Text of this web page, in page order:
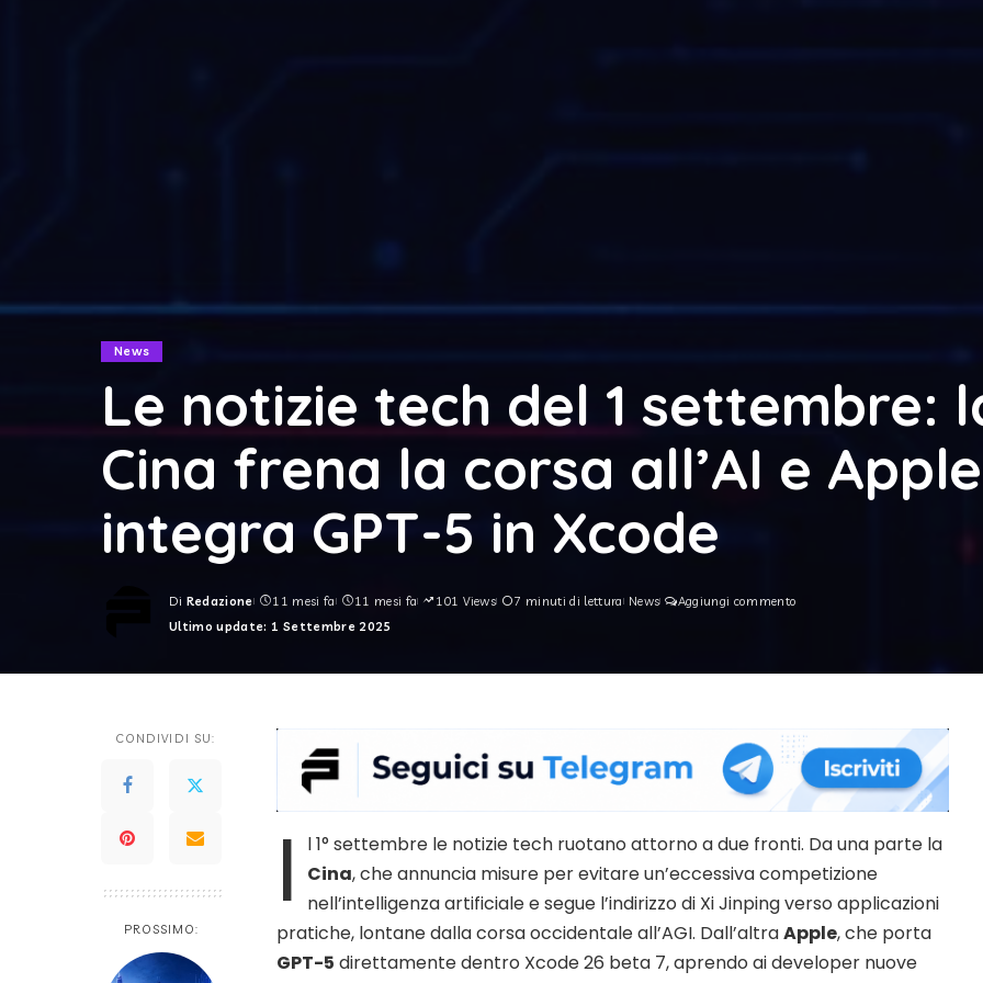
News
Le notizie tech del 1 settembre:
Cina frena la corsa all’AI e Apple
integra GPT-5 in Xcode
Posted
by
Di Redazione 11 mesi fa 11 mesi fa 101 Views 7 minuti di lettura News
Aggiungi commento
Ultimo update: 1 Settembre 2025
CONDIVIDI SU:
PROSSIMO: I
l 1° settembre le notizie tech ruotano attorno a due fronti. Da una parte la
Cina, che annuncia misure per evitare un’eccessiva competizione
nell’intelligenza artificiale e segue l’indirizzo di Xi Jinping verso applicazioni
pratiche, lontane dalla corsa occidentale all’AGI. Dall’altraApple, che porta
GPT-5 direttamente dentro Xcode 26 beta 7, aprendo ai developer nuove